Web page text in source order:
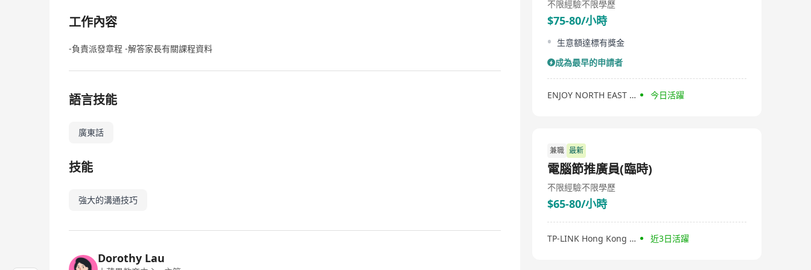
工作內容
-負責派發章程 -解答家長有關課程資料
語言技能
廣東話
技能
強大的溝通技巧
Dorothy Lau
不限經驗不限學歷
$75-80/小時
生意額達標有獎金
成為最早的申請者
ENJOY NORTH EAST FARM PRODUCTS COMPANY LIMITED 今日活躍
兼職 最新
電腦節推廣員(臨時)
不限經驗不限學歷
$65-80/小時
TP-LINK Hong Kong & Macau 近3日活躍